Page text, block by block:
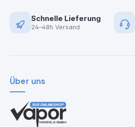
Schnelle Lieferung
24–48h Versand
Über uns